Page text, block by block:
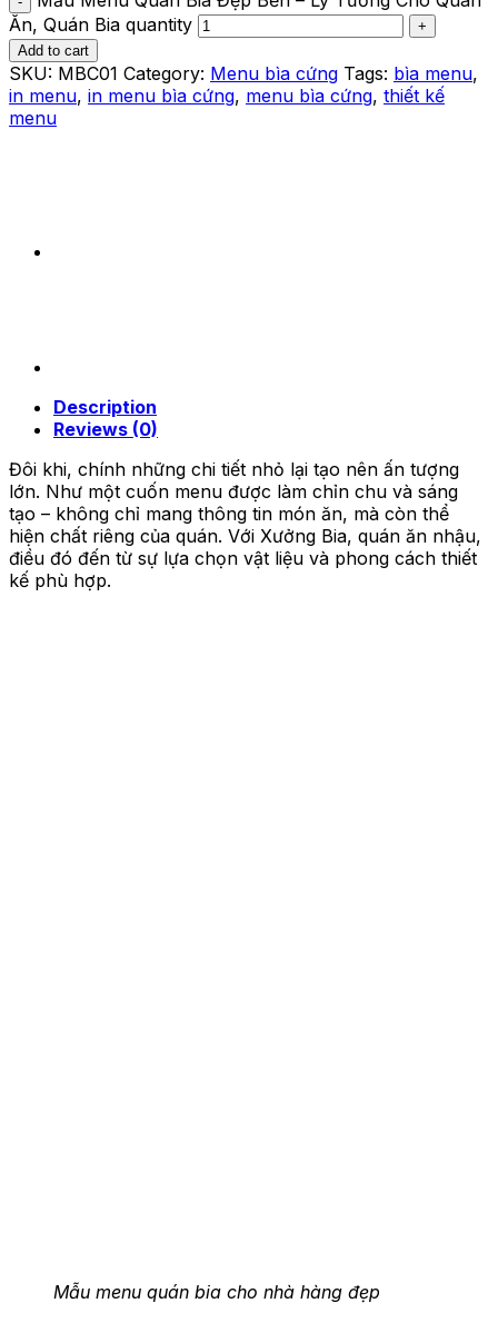
Ăn, Quán Bia quantity
Add to cart
SKU: MBC01 Category: Menu bìa cứng Tags: bìa menu,
in menu, in menu bìa cứng, menu bìa cứng, thiết kế
menu
Description
Reviews (0)
Đôi khi, chính những chi tiết nhỏ lại tạo nên ấn tượng
lớn. Như một cuốn menu được làm chỉn chu và sáng
tạo – không chỉ mang thông tin món ăn, mà còn thể
hiện chất riêng của quán. Với Xưởng Bia, quán ăn nhậu,
điều đó đến từ sự lựa chọn vật liệu và phong cách thiết
kế phù hợp.
Mẫu menu quán bia cho nhà hàng đẹp